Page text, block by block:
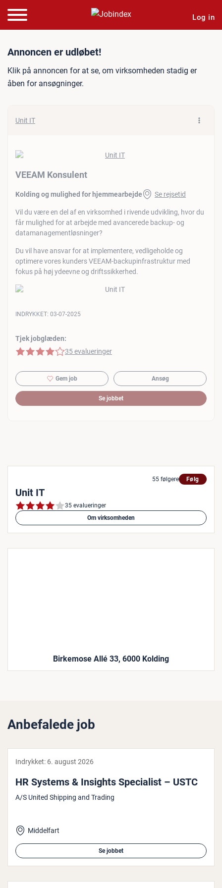
Log in
Jobannonce: VEEAM
Annoncen er udløbet!
Klik på annoncen for at se, om virksomheden stadig er
åben for ansøgninger.
Unit IT
VEEAM Konsulent
Kolding og mulighed for hjemmearbejde Se rejsetid
Vil du være en del af en virksomhed i rivende udvikling, hvor du
får mulighed for at arbejde med avancerede backup- og
datamanagementløsninger?
Du vil have ansvar for at implementere, vedligeholde og
optimere vores kunders VEEAM-backupinfrastruktur med
fokus på høj ydeevne og driftssikkerhed.
Tjek jobglæden:
4 af 5 stjerner
35 evalueringer
INDRYKKET: 03-07-2025
Gem job Ansøg
Se jobbet
55 følgere Følg
Unit IT
35 evalueringer
Om virksomheden
Birkemose Allé 33, 6000 Kolding
Anbefalede job
Indrykket: 6. august 2026
HR Systems & Insights Spe­ci­a­list – USTC
A/S United Shipping and Trading
Middelfart
Se jobbet